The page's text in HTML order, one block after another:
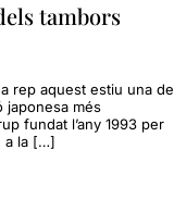
tambors
rep aquest estiu una de
japonesa més
fundat l’any 1993 per
a la […]